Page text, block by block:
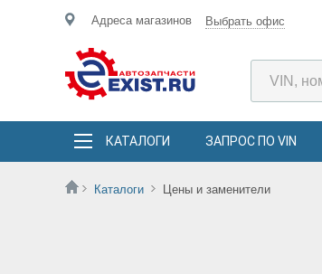
Адреса магазинов Выбрать офис
КАТАЛОГИ ЗАПРОС ПО VIN
Каталоги Цены и заменители